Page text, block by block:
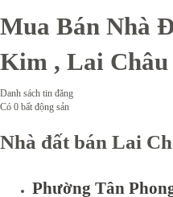
Mua Bán Nhà
Kim , Lai Châu
Danh sách tin đăng
Có 0 bất động sản
Nhà đất bán Lai
Phường Tân